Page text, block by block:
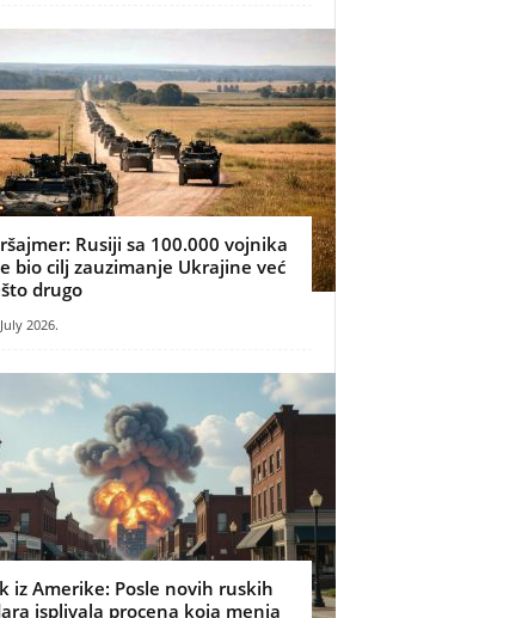
Rusiji sa 100.000 vojnika
bio cilj zauzimanje Ukrajine već
drugo
2026.
iz Amerike: Posle novih ruskih
isplivala procena koja menja